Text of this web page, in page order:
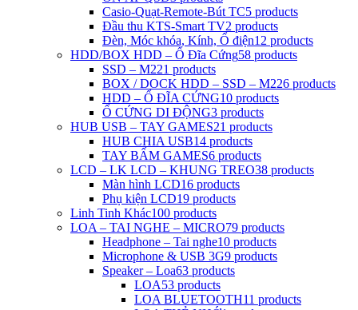
Casio-Quạt-Remote-Bút TC5 products
Đầu thu KTS-Smart TV2 products
Đèn, Móc khóa, Kính, Ổ điện12 products
HDD/BOX HDD – Ổ Đĩa Cứng58 products
SSD – M221 products
BOX / DOCK HDD – SSD – M226 products
HDD – Ổ ĐĨA CỨNG10 products
Ổ CỨNG DI ĐỘNG3 products
HUB USB – TAY GAMES21 products
HUB CHIA USB14 products
TAY BẤM GAMES6 products
LCD – LK LCD – KHUNG TREO38 products
Màn hình LCD16 products
Phụ kiện LCD19 products
Linh Tinh Khác100 products
LOA – TAI NGHE – MICRO79 products
Headphone – Tai nghe10 products
Microphone & USB 3G9 products
Speaker – Loa63 products
LOA53 products
LOA BLUETOOTH11 products